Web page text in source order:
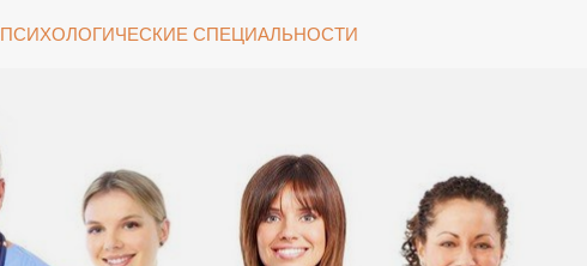
ПСИХОЛОГИЧЕСКИЕ СПЕЦИАЛЬНОСТИ